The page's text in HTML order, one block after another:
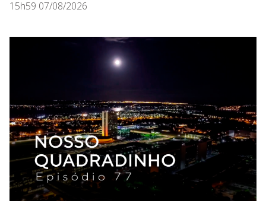
15h59 07/08/2026